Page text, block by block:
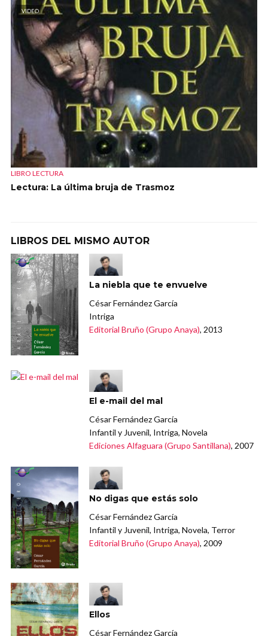
VIDEO
LIBRO LECTURA
Lectura: La última bruja de Trasmoz
LIBROS DEL MISMO AUTOR
La niebla que te envuelve
César Fernández García
Intriga
Editorial Bruño (Grupo Anaya), 2013
El e-mail del mal
César Fernández García
Infantil y Juvenil, Intriga, Novela
Ediciones Alfaguara (Grupo Santillana), 2007
No digas que estás solo
César Fernández García
Infantil y Juvenil, Intriga, Novela, Terror
Editorial Bruño (Grupo Anaya), 2009
Ellos
César Fernández García